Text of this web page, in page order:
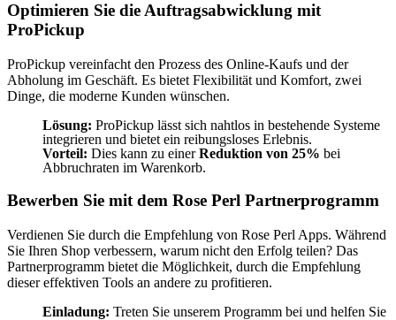
Optimieren Sie die Auftragsabwicklung mit
ProPickup
ProPickup vereinfacht den Prozess des Online-Kaufs und der
Abholung im Geschäft. Es bietet Flexibilität und Komfort, zwei
Dinge, die moderne Kunden wünschen.
Lösung: ProPickup lässt sich nahtlos in bestehende Systeme
integrieren und bietet ein reibungsloses Erlebnis.
Vorteil: Dies kann zu einerReduktion von 25% bei
Abbruchraten im Warenkorb.
Bewerben Sie mit dem Rose Perl Partnerprogramm
Verdienen Sie durch die Empfehlung von Rose Perl Apps. Während
Sie Ihren Shop verbessern, warum nicht den Erfolg teilen? Das
Partnerprogramm bietet die Möglichkeit, durch die Empfehlung
dieser effektiven Tools an andere zu profitieren.
Einladung: Treten Sie unserem Programm bei und helfen Sie